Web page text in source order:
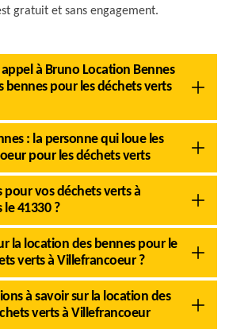
gratuit et sans engagement.
à Bruno Location Bennes
bennes pour les déchets verts
: la personne qui loue les
pour les déchets verts
pour vos déchets verts à
41330 ?
la location des bennes pour le
verts à Villefrancoeur ?
à savoir sur la location des
verts à Villefrancoeur